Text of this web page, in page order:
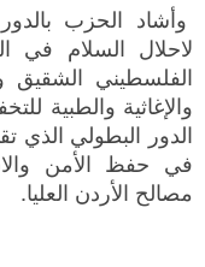
وأشاد الحزب
لاحلال السلام
الفلسطيني الشقيق
والإغاثية والطبية
الدور البطولي الذي
في حفظ الأمن
مصالح الأردن العليا.